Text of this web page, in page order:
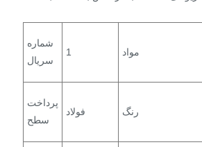
شماره
سریال
1 مواد
پرداخت
سطح
فولاد رنگ